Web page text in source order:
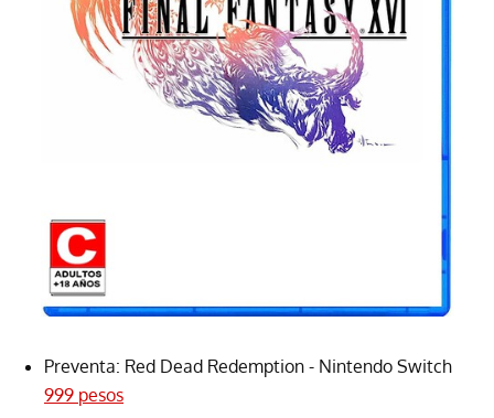
Preventa: Red Dead Redemption - Nintendo Switch
999 pesos